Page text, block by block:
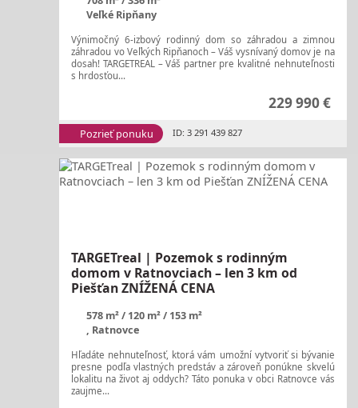
Veľké Ripňany
Výnimočný 6-izbový rodinný dom so záhradou a zimnou
záhradou vo Veľkých Ripňanoch – Váš vysnívaný domov je na
dosah! TARGETREAL – Váš partner pre kvalitné nehnuteľnosti
s hrdosťou...
229 990 €
Pozrieť ponuku ID: 3 291 439 827
TARGETreal | Pozemok s rodinným
domom v Ratnovciach – len 3 km od
Piešťan ZNÍŽENÁ CENA
578 m² 120 m²
153 m²
, Ratnovce
Hľadáte nehnuteľnosť, ktorá vám umožní vytvoriť si bývanie
presne podľa vlastných predstáv a zároveň ponúkne skvelú
lokalitu na život aj oddych? Táto ponuka v obci Ratnovce vás
zaujme...